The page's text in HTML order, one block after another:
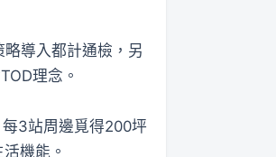
導入都計通檢，另
理念。
3站周邊覓得200坪
機能。